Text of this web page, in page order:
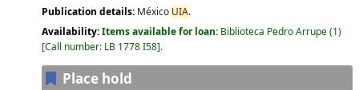
Publication details: México UIA.
Availability:Items available for loan: Biblioteca Pedro Arrupe(1)
Call number: LB 1778 I58 .
Place hold